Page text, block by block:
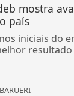
mostra
país
iniciais do
resultado
BARUERI